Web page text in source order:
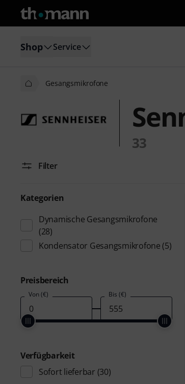
Shop Service
Gesangsmikrofone
33
Filter
Kategorien
Dynamische Gesangsmikrofone
(28)
Kondensator Gesangsmikrofone (5)
Preisbereich
Von (€) Bis (€)
Verfügbarkeit
Sofort lieferbar (30)